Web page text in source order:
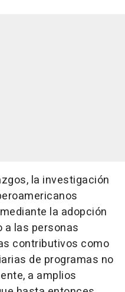
la investigación
la adopción
a las personas
contributivos como
de programas no
a amplios